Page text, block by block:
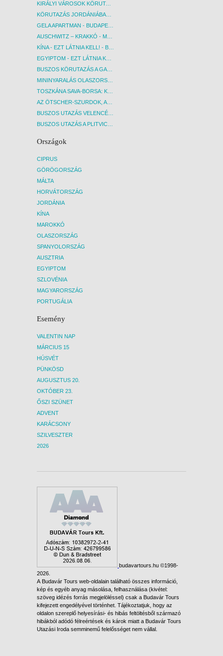
KIRÁLYI VÁROSOK KÖRUTAZÁS KÖZVETLEN REPÜLŐJÁRATTAL - BUDAPEST, REPÜLŐ
KÖRUTAZÁS JORDÁNIÁBAN, HOLT-TENGERI PIHENÉSSEL - BUDAPEST, REPÜLŐ
GELA APARTMAN - BUDAPEST, REPÜLŐ
AUSCHWITZ – KRAKKÓ - MEGRÁZÓ IDŐUTAZÁS! - BUDAPEST, BUSZ
KÍNA - EZT LÁTNIA KELL! - BUDAPEST, REPÜLŐ
EGYIPTOM - EZT LÁTNIA KELL! - BUDAPEST, REPÜLŐ
BUSZOS KÖRUTAZÁS A GARDA-TÓ KÖRNYÉKÉN - BUDAPEST, BUSZ
MININYARALÁS OLASZORSZÁGBAN: ÉSZAK-OLASZ GYÖNGYSZEMEK NYOMÁBAN - BUDAPEST, BUSZ
TOSZKÁNA SAVA-BORSA: KÓSTOLÓK ÉS KULTURÁLIS UTAZÁS - BUDAPEST, BUSZ
AZ ÖTSCHER-SZURDOK, AUSZTRIA GRAND CANYONJA - BUDAPEST, BUSZ
BUSZOS UTAZÁS VELENCÉBE - BUDAPEST, BUSZ
BUSZOS UTAZÁS A PLITVICEI-TAVAK NEMZETI PARKBA - BUDAPEST, BUSZ
Országok
CIPRUS
GÖRÖGORSZÁG
MÁLTA
HORVÁTORSZÁG
JORDÁNIA
KÍNA
MAROKKÓ
OLASZORSZÁG
SPANYOLORSZÁG
AUSZTRIA
EGYIPTOM
SZLOVÉNIA
MAGYARORSZÁG
PORTUGÁLIA
Esemény
VALENTIN NAP
MÁRCIUS 15
HÚSVÉT
PÜNKÖSD
AUGUSZTUS 20.
OKTÓBER 23.
ŐSZI SZÜNET
ADVENT
KARÁCSONY
SZILVESZTER
2026
budavartours.hu ©1998-
2026.
A Budavár Tours web-oldalain található összes információ,
kép és egyéb anyag másolása, felhasználása (kivétel:
szöveg idézés forrás megjelöléssel) csak a Budavár Tours
kifejezett engedélyével történhet. Tájékoztatjuk, hogy az
oldalon szereplő helyesírási- és hibás feltöltésből származó
hibákból adódó félreértések és károk miatt a Budavár Tours
Utazási Iroda semminemű felelősséget nem vállal.